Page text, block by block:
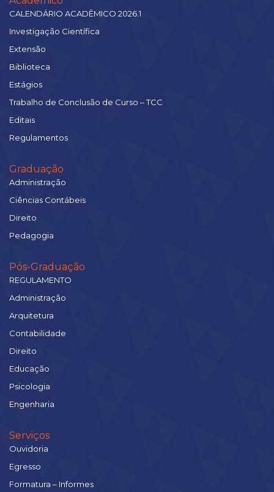
CALENDÁRIO ACADÊMICO 2026.1
Investigação Científica
Extensão
Biblioteca
Estágios
Trabalho de Conclusão de Curso – TCC
Editais
Regulamentos
Graduação
Administração
Ciências Contábeis
Direito
Pedagogia
Pós-Graduação
REGULAMENTO
Administração
Arquitetura
Contabilidade
Direito
Educação
Psicologia
Engenharia
Serviços
Ouvidoria
Egresso
Formatura – Informes